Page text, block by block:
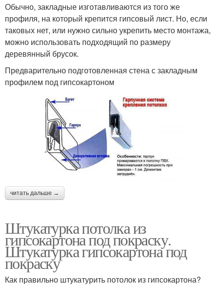
Обычно, закладные изготавливаются из того же
профиля, на который крепится гипсовый лист. Но, если
таковых нет, или нужно сильно укрепить место монтажа,
можно использовать подходящий по размеру
деревянный брусок.
Предварительно подготовленная стена с закладным
профилем под гипсокартоном
читать дальше →
Штукатурка потолка из
гипсокартона под покраску.
Штукатурка гипсокартона под
покраску
Как правильно штукатурить потолок из гипсокартона?